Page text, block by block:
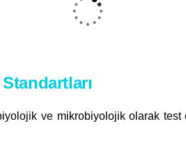
ve mikrobiyolojik olarak test